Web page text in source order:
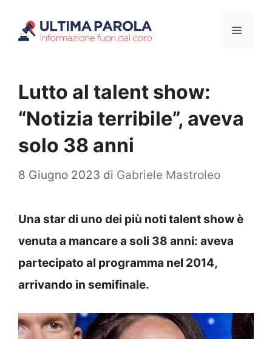
Menu
Lutto al talent show:
“Notizia terribile”, aveva
solo 38 anni
8 Giugno 2023 di Gabriele Mastroleo
Una star di uno dei più noti talent show è
venuta a mancare a soli 38 anni: aveva
partecipato al programma nel 2014,
arrivando in semifinale.